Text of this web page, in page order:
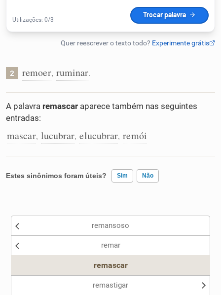
Detector de IA
Humanizador de IA
Cata-letras
Caça-palavras
2 remoer, ruminar.
A palavra remascar aparece também nas seguintes
entradas:
mascar, lucubrar, elucubrar, remói
Estes sinônimos foram úteis? Sim Não
Nenhum dos sinônimos apresentados me ajudou
remansoso
remar
remascar
remastigar